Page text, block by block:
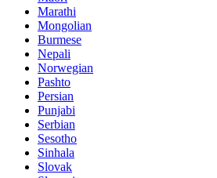
Marathi
Mongolian
Burmese
Nepali
Norwegian
Pashto
Persian
Punjabi
Serbian
Sesotho
Sinhala
Slovak